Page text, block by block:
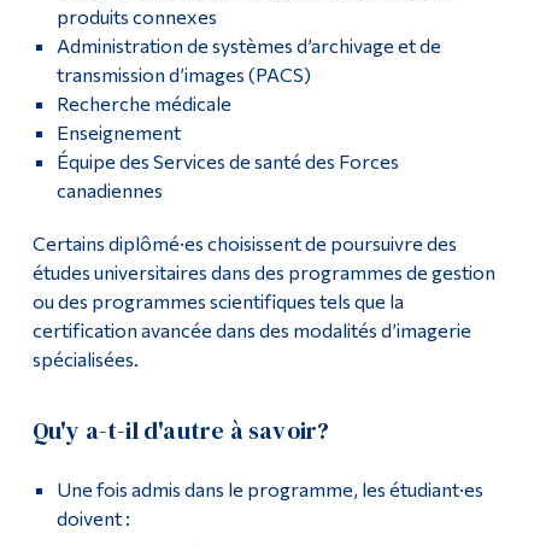
produits connexes
Administration de systèmes d’archivage et de
transmission d’images (PACS)
Recherche médicale
Enseignement
Équipe des Services de santé des Forces
canadiennes
Certains diplômé·es choisissent de poursuivre des
études universitaires dans des programmes de gestion
ou des programmes scientifiques tels que la
certification avancée dans des modalités d’imagerie
spécialisées.
Qu'y a-t-il d'autre à savoir?
Une fois admis dans le programme, les étudiant·es
doivent :